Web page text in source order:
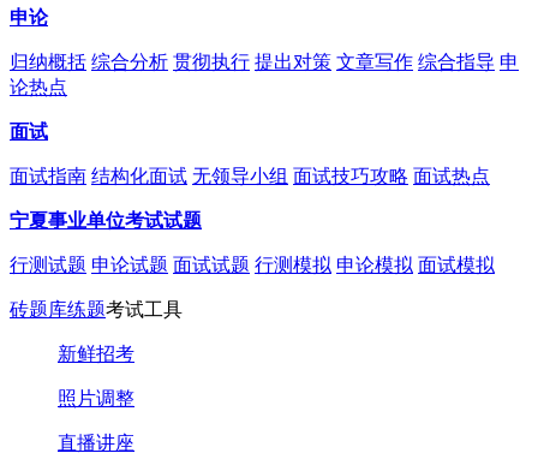
申论
归纳概括 综合分析 贯彻执行 提出对策 文章写作 综合指导 申
论热点
面试
面试指南 结构化面试 无领导小组 面试技巧攻略 面试热点
宁夏事业单位考试试题
行测试题 申论试题 面试试题 行测模拟 申论模拟 面试模拟
砖题库练题考试工具
新鲜招考
照片调整
直播讲座